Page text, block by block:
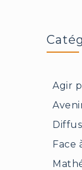
Agir
Face